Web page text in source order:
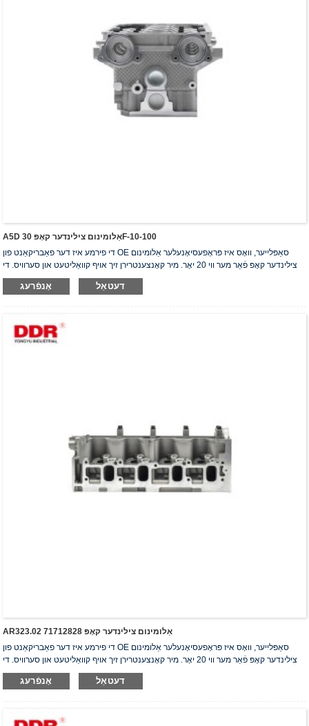
A5D אַלומינום צילינדער קאָפּ 30F-10-100
די פירמע איז דער פאַבריקאַנט פון OE סאַפּלייער, וואָס איז פּראָפעסיאָנעלער אַלומינום
צילינדער קאָפּ פֿאַר מער ווי 20 יאָר. מיר קאָנצענטרירן זיך אויף קוואַליטעט און סערוויס. די
צילינדער קאָפּ האָבן באַקומען די ISO16949 אויטענטיפֿיקאַציע סערטיפֿיקאַט, "דער
הויך-פאַרזיגלטער צילינדער קאָפּ", "די לאַנגע נוצלעכקייט פון צילינדער קאָפּ" און די אַנדערע
אָנפֿרעג דעטאַל
AR323.02 אַלומינום צילינדער קאָפּ 71712828
די פירמע איז דער פאַבריקאַנט פון OE סאַפּלייער, וואָס איז פּראָפעסיאָנעלער אַלומינום
צילינדער קאָפּ פֿאַר מער ווי 20 יאָר. מיר קאָנצענטרירן זיך אויף קוואַליטעט און סערוויס. די
צילינדער קאָפּ האָבן באַקומען די ISO16949 אויטענטיפֿיקאַציע סערטיפֿיקאַט, "דער
הויך-פאַרזיגלטער צילינדער קאָפּ", "די לאַנגע נוצלעכקייט פון צילינדער קאָפּ" און די אַנדערע
אָנפֿרעג דעטאַל